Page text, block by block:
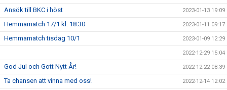
Ansök till BKC i höst 2023-01-13 19:09
Hemmamatch 17/1 kl. 18:30 2023-01-11 09:17
Hemmamatch tisdag 10/1 2023-01-09 12:29
2022-12-29 15:04
God Jul och Gott Nytt År! 2022-12-22 08:39
Ta chansen att vinna med oss! 2022-12-14 12:02